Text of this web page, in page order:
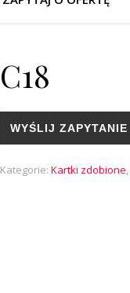
C18
WYŚLIJ ZAPYTANIE
Kategorie: Kartki zdobione,